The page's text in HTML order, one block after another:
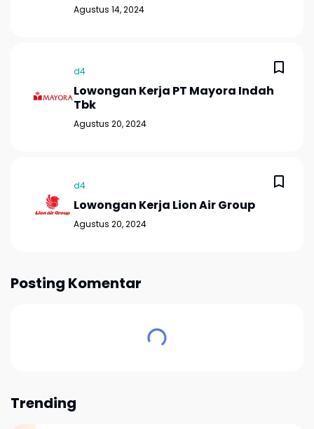
Agustus 14, 2024
d4
Lowongan Kerja PT Mayora Indah
Tbk
Agustus 20, 2024
d4
Lowongan Kerja Lion Air Group
Agustus 20, 2024
Posting Komentar
Trending